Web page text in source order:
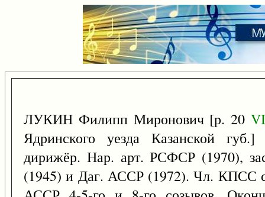
ЛУКИН Филипп Миронович [р. 20 VI
Ядринского уезда Казанской
дирижёр. Нар. арт. РСФСР (1970),
(1945) и Даг. АССР (1972). Чл. КПСС